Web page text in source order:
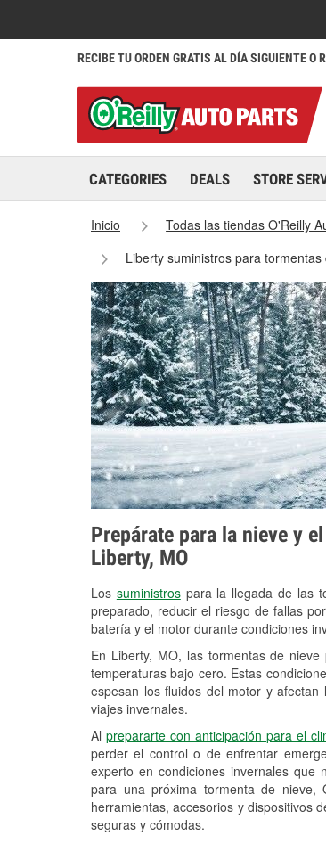
RECIBE TU ORDEN GRATIS AL DÍA SIGUIENTE O
CATEGORIES DEALS STORE
Inicio Todas las tiendas O'Reilly
Liberty suministros para
Prepárate para la nieve y
Liberty, MO
Los suministrospara la llegada de las
preparado, reducir el riesgo de fallas
batería y el motor durante condiciones
En Liberty, MO, las tormentas de
temperaturas bajo cero. Estas
espesan los fluidos del motor y
viajes invernales.
Alprepararte con anticipación para el
perder el control o de enfrentar
experto en condiciones invernales que
para una próxima tormenta de nieve,
herramientas, accesorios y dispositivos
seguras y cómodas.